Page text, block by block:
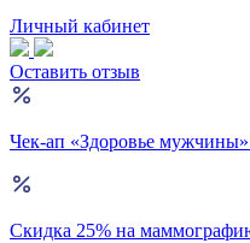
Личный кабинет
Оставить отзыв
Чек-ап «Здоровье
Скидка 25% на